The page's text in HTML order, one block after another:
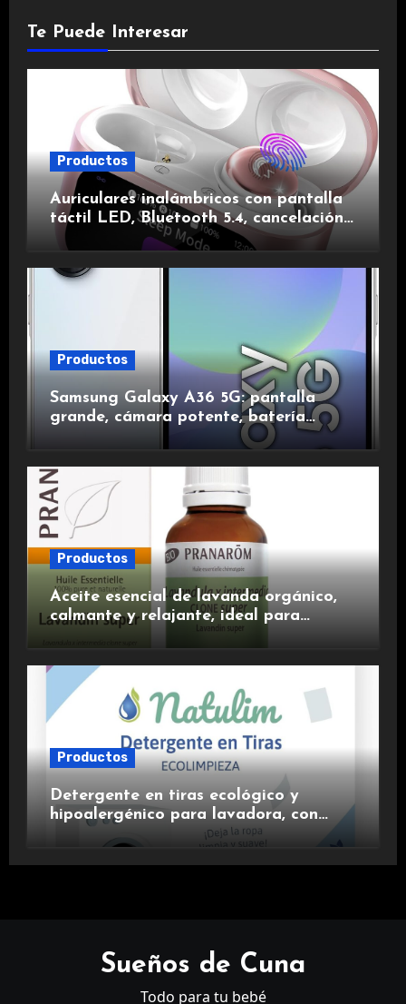
Te Puede Interesar
Productos
Auriculares inalámbricos con pantalla
táctil LED, Bluetooth 5.4, cancelación
de ruido, impermeables y de larga
duración.
Productos
Samsung Galaxy A36 5G: pantalla
grande, cámara potente, batería
duradera y carga rápida para una
experiencia premium.
Productos
Aceite esencial de lavanda orgánico,
calmante y relajante, ideal para
Productos
Detergente en tiras ecológico y
hipoalergénico para lavadora, con
suavizante incluido y fragancia de
Sueños de Cuna
Todo para tu bebé